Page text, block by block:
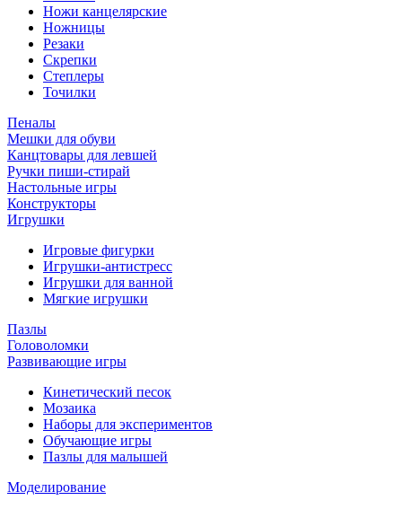
Ножи канцелярские
Ножницы
Резаки
Скрепки
Степлеры
Точилки
Пеналы
Мешки для обуви
Канцтовары для левшей
Ручки пиши-стирай
Настольные игры
Конструкторы
Игрушки
Игровые фигурки
Игрушки-антистресс
Игрушки для ванной
Мягкие игрушки
Пазлы
Головоломки
Развивающие игры
Кинетический песок
Мозаика
Наборы для экспериментов
Обучающие игры
Пазлы для малышей
Моделирование